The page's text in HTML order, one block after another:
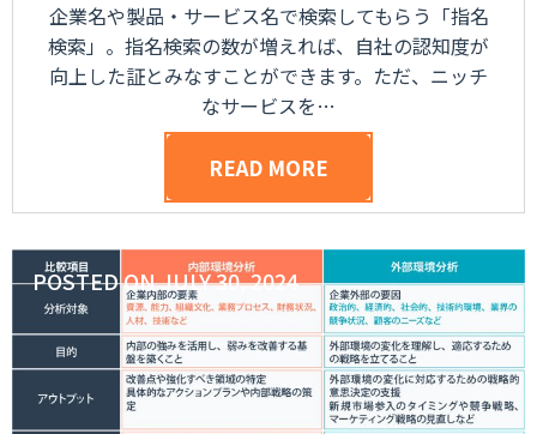
企業名や製品・サービス名で検索してもらう「指名
検索」。指名検索の数が増えれば、自社の認知度が
向上した証とみなすことができます。ただ、ニッチ
なサービスを…
READ MORE
POSTED ONJULY 30, 2024